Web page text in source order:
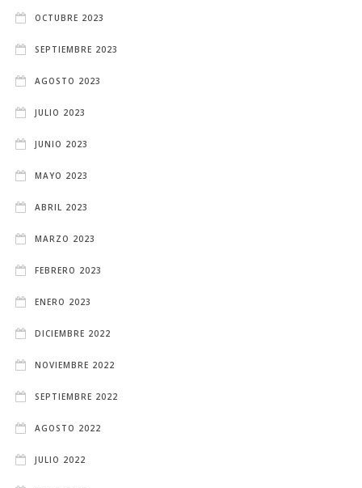
OCTUBRE 2023
SEPTIEMBRE 2023
AGOSTO 2023
JULIO 2023
JUNIO 2023
MAYO 2023
ABRIL 2023
MARZO 2023
FEBRERO 2023
ENERO 2023
DICIEMBRE 2022
NOVIEMBRE 2022
SEPTIEMBRE 2022
AGOSTO 2022
JULIO 2022